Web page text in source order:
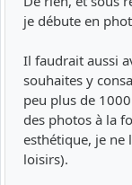
je débute en
Il faudrait aussi
souhaites y
peu plus de
des photos à la
esthétique, je ne
loisirs).